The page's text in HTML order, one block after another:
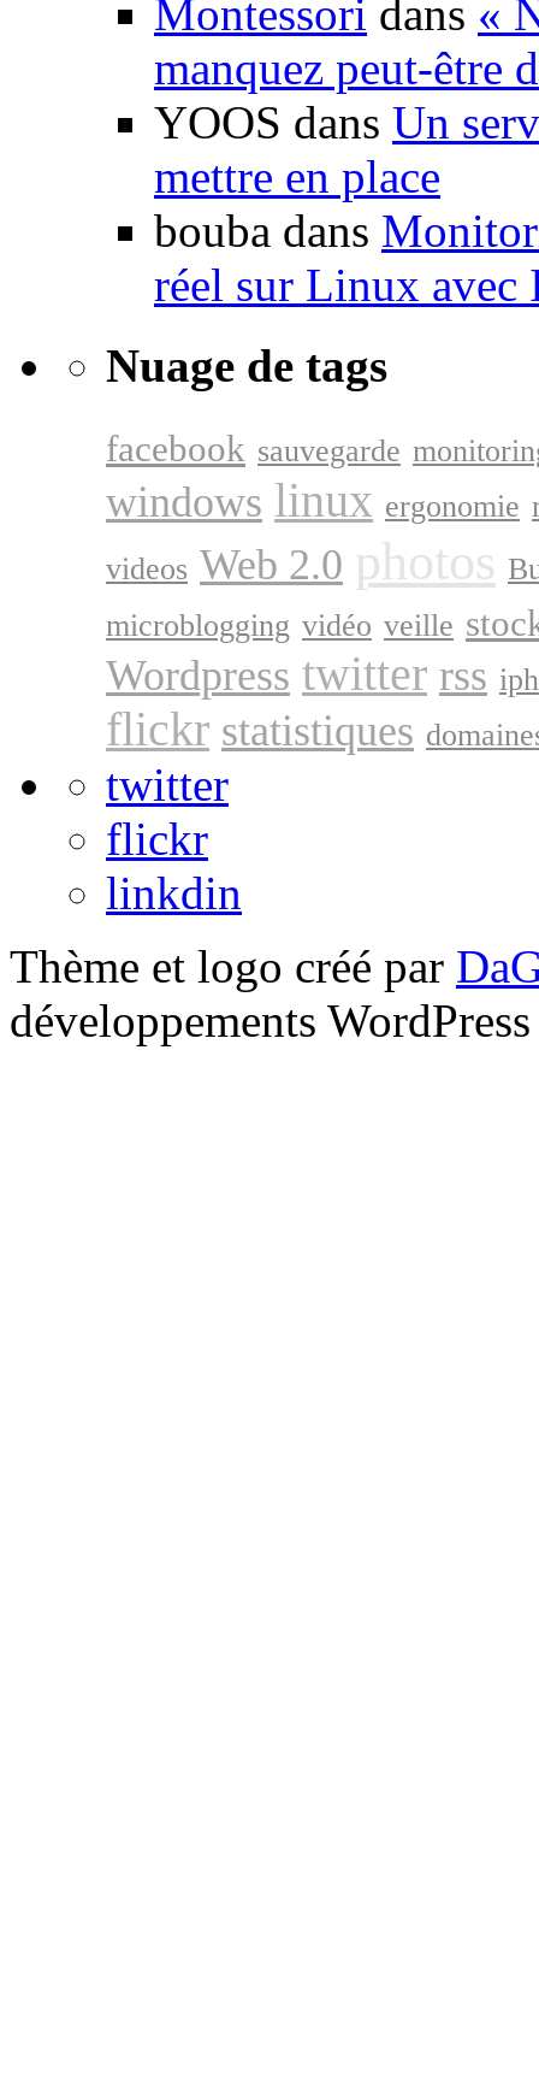
Montessori dans «
manquez peut-être
YOOS dans Un
mettre en place
bouba dans
réel sur Linux avec
Nuage de tags
facebook sauvegarde
windows linux ergonomie
videos Web 2.0 photos
microblogging vidéo veille
Wordpress twitter rss
flickr statistiques
twitter
flickr
linkdin
Thème et logo créé par
développements